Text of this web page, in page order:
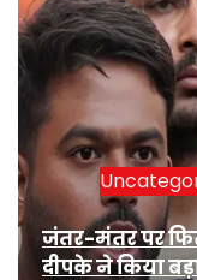
जंतर-मंतर पर
दीपके ने किया